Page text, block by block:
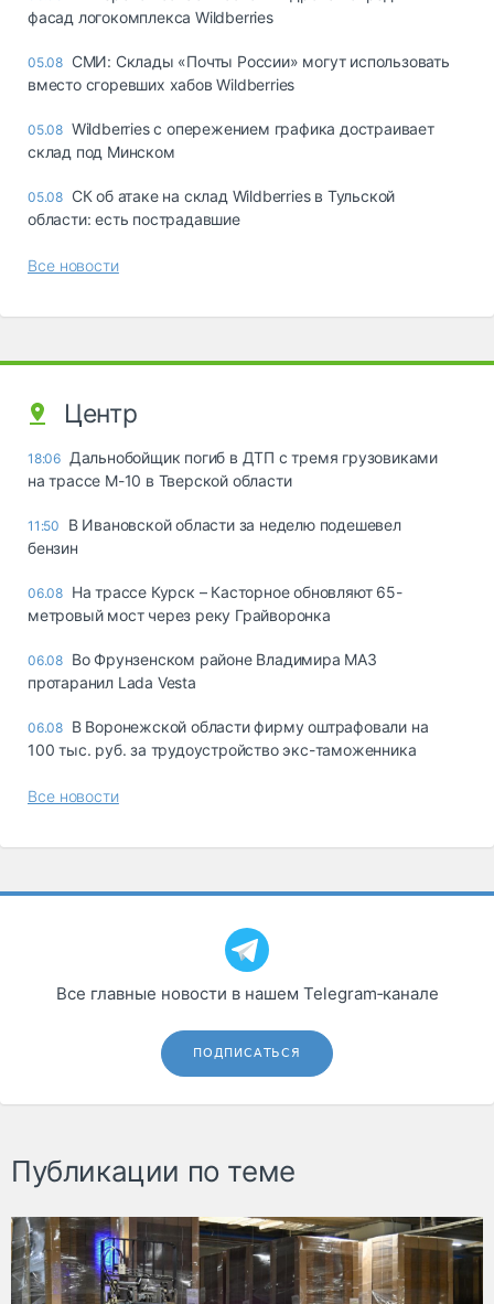
фасад логокомплекса Wildberries
05.08 СМИ: Склады «Почты России» могут использовать
вместо сгоревших хабов Wildberries
05.08 Wildberries с опережением графика достраивает
склад под Минском
05.08 СК об атаке на склад Wildberries в Тульской
области: есть пострадавшие
Все новости
Центр
18:06 Дальнобойщик погиб в ДТП с тремя грузовиками
на трассе М-10 в Тверской области
11:50
В Ивановской области за неделю подешевел
бензин
06.08 На трассе Курск – Касторное обновляют 65-
метровый мост через реку Грайворонка
06.08 Во Фрунзенском районе Владимира МАЗ
протаранил Lada Vesta
06.08 В Воронежской области фирму оштрафовали на
100 тыс. руб. за трудоустройство экс-таможенника
Все новости
Все главные новости в нашем Telegram‑канале
ПОДПИСАТЬСЯ
Публикации по теме